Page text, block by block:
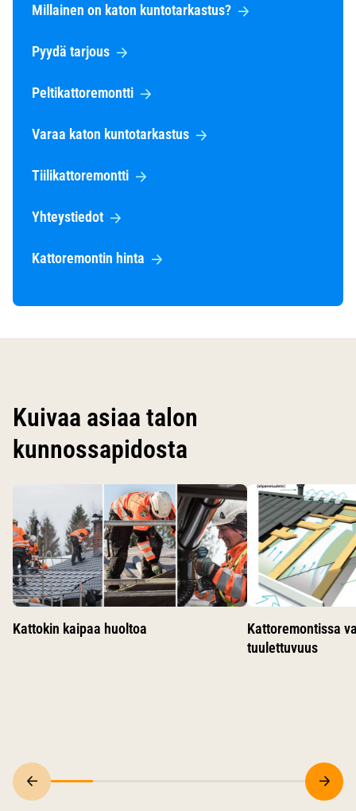
Millainen on katon kuntotarkastus?
Pyydä tarjous
Peltikattoremontti
Varaa katon kuntotarkastus
Tiilikattoremontti
Yhteystiedot
Kattoremontin hinta
Kuivaa asiaa talon
kunnossapidosta
Käytä nuolinäppäimiä siirtyäksesi karusellin diojen välillä.
Kattokin kaipaa huoltoa
Kattoremontissa
tuulettuvuus